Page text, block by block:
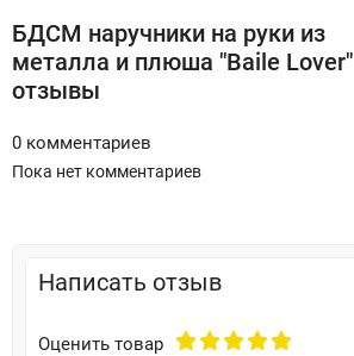
БДСМ наручники на руки из
металла и плюша "Baile Lover"
отзывы
0 комментариев
Пока нет комментариев
Написать отзыв
Оценить товар